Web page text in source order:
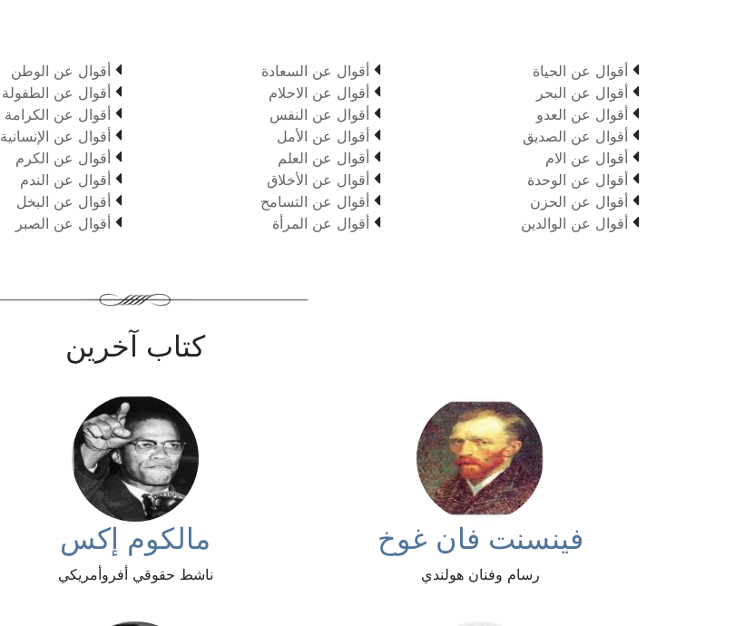
 أقوال عن الحياة
 أقوال عن البحر
 أقوال عن العدو
 أقوال عن الصديق
 أقوال عن الام
 أقوال عن الوحدة
 أقوال عن الحزن
 أقوال عن الوالدين
 أقوال عن السعادة
 أقوال عن الاحلام
 أقوال عن النفس
 أقوال عن الأمل
 أقوال عن العلم
 أقوال عن الأخلاق
 أقوال عن التسامح
 أقوال عن المرأة
 أقوال عن الوطن
 أقوال عن الطفولة
 أقوال عن الكرامة
 أقوال عن الإنسانية
 أقوال عن الكرم
 أقوال عن الندم
 أقوال عن البخل
 أقوال عن الصبر
كتاب آخرين
فينسنت فان غوخ
رسام وفنان هولندي
مالكوم إكس
ناشط حقوقي أفروأمريكي